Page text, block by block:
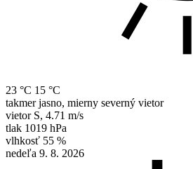
23 °C 15 °C
takmer jasno, mierny severný vietor
vietor S, 4.71 m/s
tlak 1019 hPa
vlhkosť 55 %
nedeľa 9. 8. 2026